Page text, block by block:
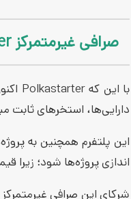
صرافی غیرمتمرکز Polkastarter
دارایی‌ها، استخرهای ثابت
این پلتفرم همچنین به
اندازی پروژه‌ها شود؛